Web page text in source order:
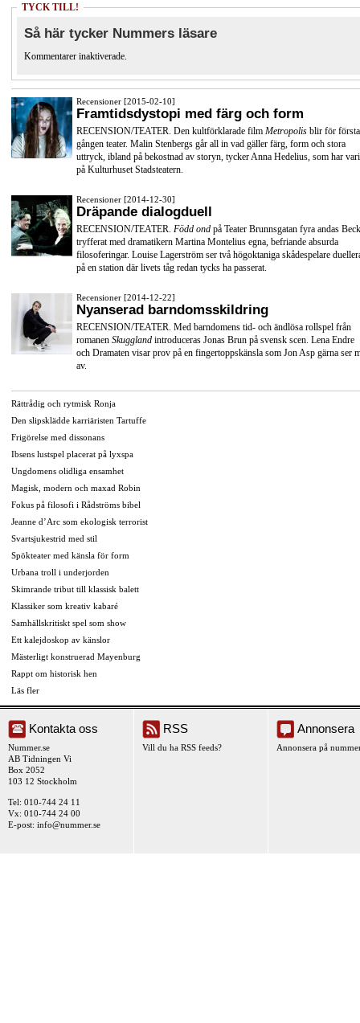
TYCK TILL!
Så här tycker Nummers läsare
Kommentarer inaktiverade.
Recensioner [2015-02-10]
Framtidsdystopi med färg och form
RECENSION/TEATER. Den kultförklarade film Metropolis blir för första
gången teater. Malin Stenbergs går all in vad gäller färg, form och stora
uttryck, ibland på bekostnad av storyn, tycker Anna Hedelius, som har
på Kulturhuset Stadsteatern.
Recensioner [2014-12-30]
Dräpande dialogduell
RECENSION/TEATER. Född ond på Teater Brunnsgatan fyra andas
tryfferat med dramatikern Martina Montelius egna, befriande absurda
filosoferingar. Louise Lagerström ser två högoktaniga skådespelare
på en station där livets tåg redan tycks ha passerat.
Recensioner [2014-12-22]
Nyanserad barndomsskildring
RECENSION/TEATER. Med barndomens tid- och ändlösa rollspel från
romanen Skuggland introduceras Jonas Brun på svensk scen. Lena Endre
och Dramaten visar prov på en fingertoppskänsla som Jon Asp gärna ser
av.
Rättrådig och rytmisk Ronja
Den slipsklädde karriäristen Tartuffe
Frigörelse med dissonans
Ibsens lustspel placerat på lyxspa
Ungdomens olidliga ensamhet
Magisk, modern och maxad Robin
Fokus på filosofi i Rådströms bibel
Jeanne d’Arc som ekologisk terrorist
Svartsjukestrid med stil
Spökteater med känsla för form
Urbana troll i underjorden
Skimrande tribut till klassisk balett
Klassiker som kreativ kabaré
Samhällskritiskt spel som show
Ett kalejdoskop av känslor
Mästerligt konstruerad Mayenburg
Rappt om historisk hen
Läs fler
Kontakta oss
Nummer.se
AB Tidningen Vi
Box 2052
103 12 Stockholm
Tel: 010-744 24 11
Vx: 010-744 24 00
E-post: info@nummer.se
RSS
Vill du ha RSS feeds?
Annonsera
Annonsera på